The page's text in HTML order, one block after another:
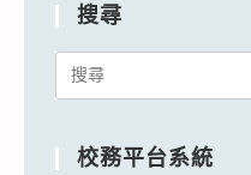
搜尋
Search
校務平台系統